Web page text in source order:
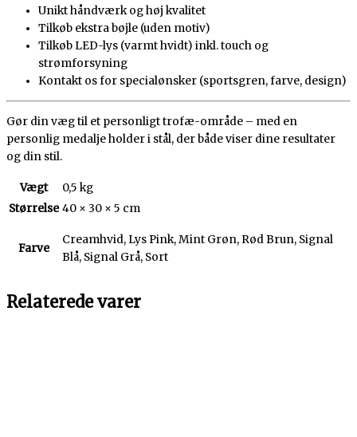
Unikt håndværk og høj kvalitet
Tilkøb ekstra bøjle (uden motiv)
Tilkøb LED-lys (varmt hvidt) inkl. touch og
strømforsyning
Kontakt os for specialønsker (sportsgren, farve, design)
Gør din væg til et personligt trofæ-område – med en
personlig medalje holder i stål, der både viser dine resultater
og din stil.
Vægt
0,5 kg
Størrelse 40 × 30 × 5 cm
Farve
Creamhvid, Lys Pink, Mint Grøn, Rød Brun, Signal
Blå, Signal Grå, Sort
Relaterede varer